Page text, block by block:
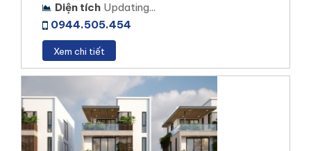
Diện tích Updating...
0944.505.454
Xem chi tiết